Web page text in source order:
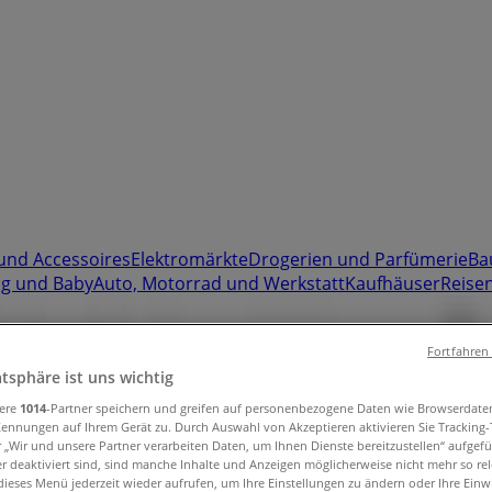
AccessoiresElektromärkteDrogerien und Parfümerie
und BabyAuto, Motorrad und WerkstattKaufhäuser
- Öffnungszeite, Angebote und
»
ist uns wichtig
1014-Partner speichern und greifen auf personenbezogene Daten wie
auf Ihrem Gerät zu. Durch Auswahl von Akzeptieren aktivieren Sie
und unsere Partner verarbeiten Daten, um Ihnen Dienste bereitzustellen“
deaktiviert sind, sind manche Inhalte und Anzeigen möglicherweise nicht mehr so
Menü jederzeit wieder aufrufen, um Ihre Einstellungen zu ändern oder Ihre
Fortfahren